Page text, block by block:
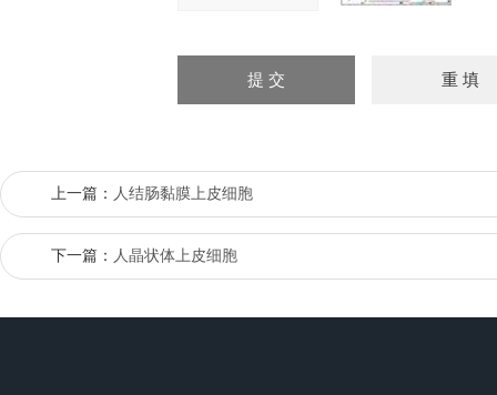
上一篇： 人结肠黏膜上皮细胞
下一篇： 人晶状体上皮细胞